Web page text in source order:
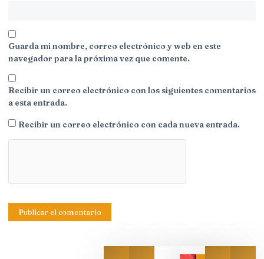
Guarda mi nombre, correo electrónico y web en este
navegador para la próxima vez que comente.
Recibir un correo electrónico con los siguientes comentarios
a esta entrada.
Recibir un correo electrónico con cada nueva entrada.